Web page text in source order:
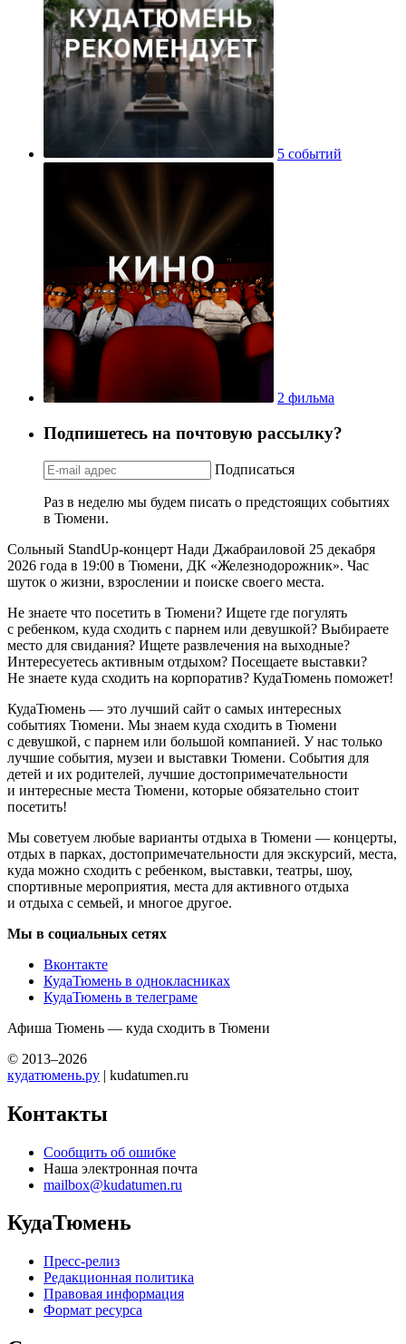
5 событий
2 фильма
Подпишетесь на почтовую рассылку?
Подписаться
Раз в неделю мы будем писать о предстоящих событиях
в Тюмени.
Сольный StandUp-концерт Нади Джабраиловой 25 декабря
2026 года в 19:00 в Тюмени, ДК «Железнодорожник». Час
шуток о жизни, взрослении и поиске своего места.
Не знаете что посетить в Тюмени? Ищете где погулять
с ребенком, куда сходить с парнем или девушкой? Выбираете
место для свидания? Ищете развлечения на выходные?
Интересуетесь активным отдыхом? Посещаете выставки?
Не знаете куда сходить на корпоратив? КудаТюмень поможет!
КудаТюмень — это лучший сайт о самых интересных
событиях Тюмени. Мы знаем куда сходить в Тюмени
с девушкой, с парнем или большой компанией. У нас только
лучшие события, музеи и выставки Тюмени. События для
детей и их родителей, лучшие достопримечательности
и интересные места Тюмени, которые обязательно стоит
посетить!
Мы советуем любые варианты отдыха в Тюмени — концерты,
отдых в парках, достопримечательности для экскурсий, места,
куда можно сходить с ребенком, выставки, театры, шоу,
спортивные мероприятия, места для активного отдыха
и отдыха с семьей, и многое другое.
Мы в социальных сетях
Вконтакте
КудаТюмень в однокласниках
КудаТюмень в телеграме
Афиша Тюмень — куда сходить в Тюмени
© 2013–2026
кудатюмень.ру | kudatumen.ru
Контакты
Сообщить об ошибке
Наша электронная почта
mailbox@kudatumen.ru
КудаТюмень
Пресс-релиз
Редакционная политика
Правовая информация
Формат ресурса